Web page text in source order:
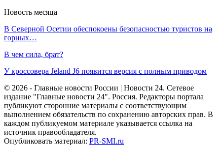
Новость месяца
В Северной Осетии обеспокоены безопасностью туристов на
горных…
В чем сила, брат?
У кроссовера Jeland J6 появится версия с полным приводом
© 2026 - Главные новости России | Новости 24. Сетевое
издание "Главные новости 24". Россия. Редакторы портала
публикуют сторонние материалы с соответствующим
выполнением обязательств по сохранению авторских прав. В
каждом публикуемом материале указывается ссылка на
источник правообладателя.
Опубликовать материал: PR-SMI.ru